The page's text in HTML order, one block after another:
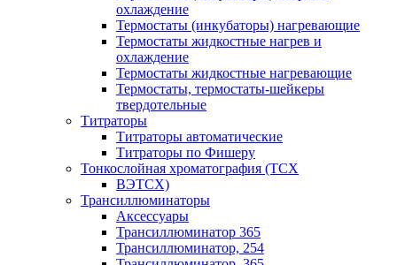
охлаждение
Термостаты (инкубаторы) нагревающие
Термостаты жидкостные нагрев и
охлаждение
Термостаты жидкостные нагревающие
Термостаты, термостаты-шейкеры
твердотельные
Титраторы
Титраторы автоматические
Титраторы по Фишеру
Тонкослойная хроматография (ТСХ
ВЭТСХ)
Трансиллюминаторы
Аксессуары
Трансиллюминатор 365
Трансиллюминатор, 254